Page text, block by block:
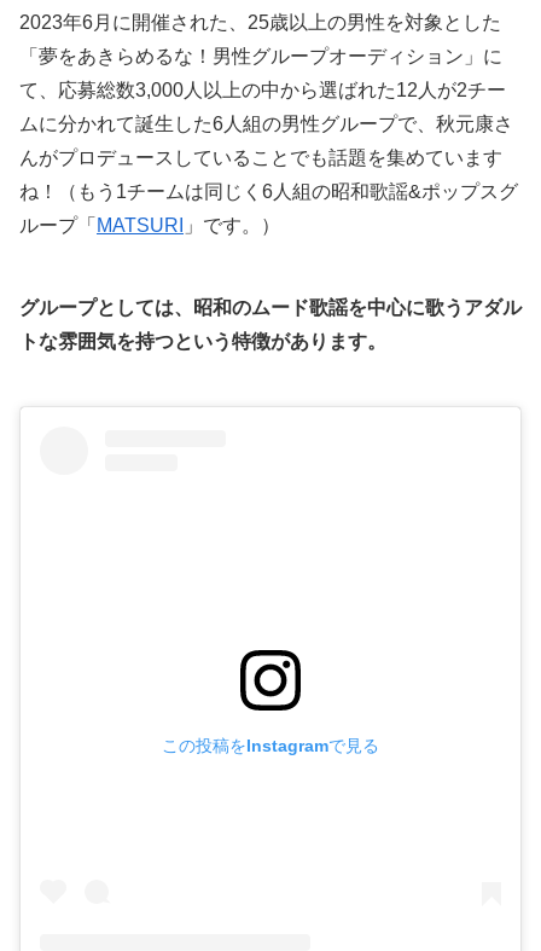
2023年6月に開催された、25歳以上の男性を対象とした
「夢をあきらめるな！男性グループオーディション」に
て、応募総数3,000人以上の中から選ばれた12人が2チー
ムに分かれて誕生した6人組の男性グループで、秋元康さ
んがプロデュースしていることでも話題を集めています
ね！（もう1チームは同じく6人組の昭和歌謡&ポップスグ
ループ「 MATSURI 」です。）
グループとしては、昭和のムード歌謡を中心に歌うアダル
トな雰囲気を持つという特徴があります。
この投稿をInstagramで見る